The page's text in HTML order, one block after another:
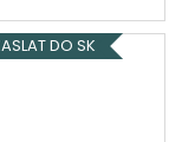
DO SK